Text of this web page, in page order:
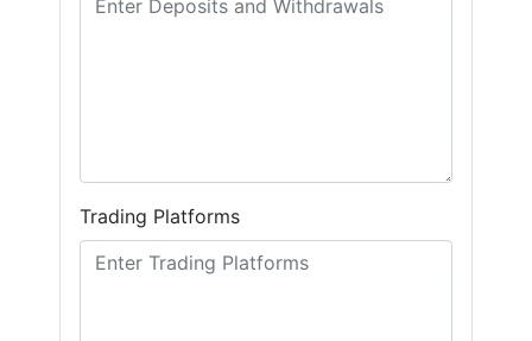
Trading Platforms